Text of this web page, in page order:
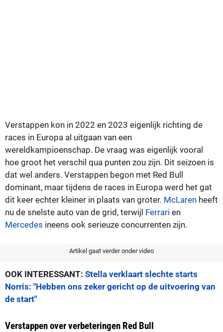
Verstappen kon in 2022 en 2023 eigenlijk richting de
races in Europa al uitgaan van een
wereldkampioenschap. De vraag was eigenlijk vooral
hoe groot het verschil qua punten zou zijn. Dit seizoen is
dat wel anders. Verstappen begon met Red Bull
dominant, maar tijdens de races in Europa werd het gat
dit keer echter kleiner in plaats van groter. McLaren heeft
nu de snelste auto van de grid, terwijl Ferrari en
Mercedes ineens ook serieuze concurrenten zijn.
Artikel gaat verder onder video
OOK INTERESSANT: Stella verklaart slechte starts
Norris: "Hebben ons zeker gericht op de uitvoering van
de start"
Verstappen over verbeteringen Red Bull